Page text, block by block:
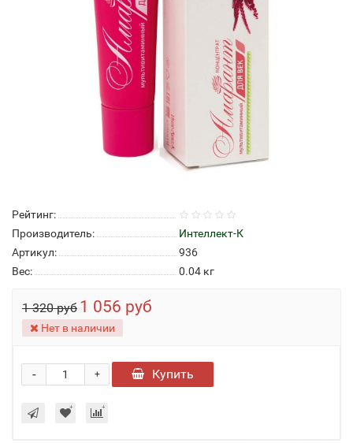
Рейтинг:
Производитель:
Интеллект-К
Артикул:
936
Вес:
0.04 кг
1 320 руб 1 056 руб
Нет в наличии
+
- Купить